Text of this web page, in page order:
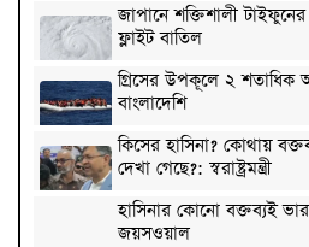
জাপানে শক্তিশালী
ফ্লাইট বাতিল
গ্রিসের উপকূলে ২ শতাধিক
বাংলাদেশি
কিসের হাসিনা? কোথায়
দেখা গেছে?: স্বরাষ্ট্রমন্ত্রী
হাসিনার কোনো বক্তব্যই
জয়সওয়াল